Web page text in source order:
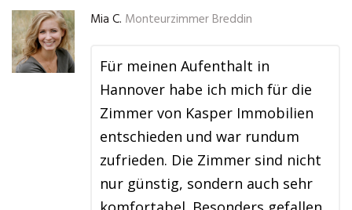
Mia C. Monteurzimmer Breddin
Für meinen Aufenthalt in
Hannover habe ich mich für die
Zimmer von Kasper Immobilien
entschieden und war rundum
zufrieden. Die Zimmer sind nicht
nur günstig, sondern auch sehr